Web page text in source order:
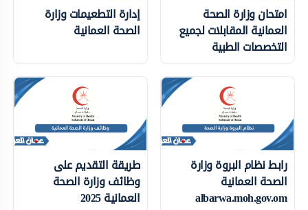
امتحان وزارة الصحة
العمانية المقابلات لجميع
التخصصات الطبية
إدارة التطعيمات وزارة
الصحة العمانية
رابط نظام البروة وزارة
الصحة العمانية
albarwa.moh.gov.om
طريقة التقديم على
وظائف وزارة الصحة
العمانية 2025